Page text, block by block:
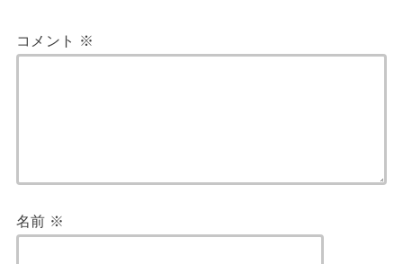
コメント ※
名前 ※